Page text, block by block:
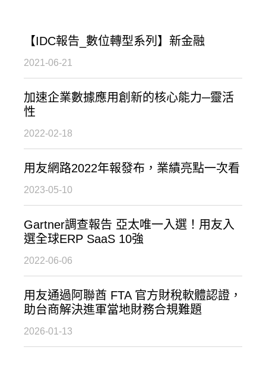
【IDC報告_數位轉型系列】新金融
2021-06-21
加速企業數據應用創新的核心能力─靈活
性
2022-02-18
用友網路2022年報發布，業績亮點一次看
2023-05-10
Gartner調查報告 亞太唯一入選！用友入
選全球ERP SaaS 10強
2022-06-06
用友通過阿聯酋 FTA 官方財稅軟體認證，
助台商解決進軍當地財務合規難題
2026-01-13